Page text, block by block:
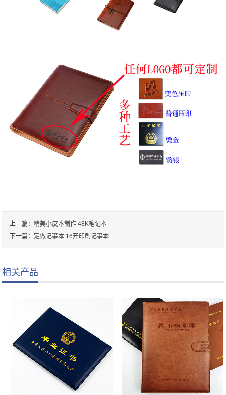
上一篇：精美小皮本制作 48K笔记本
下一篇： 定做记事本 16开印刷记事本
相关产品